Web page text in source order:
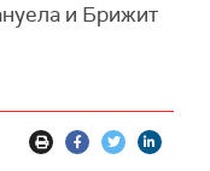
и Брижит